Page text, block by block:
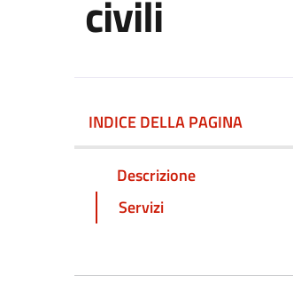
civili
INDICE DELLA PAGINA
Descrizione
Servizi